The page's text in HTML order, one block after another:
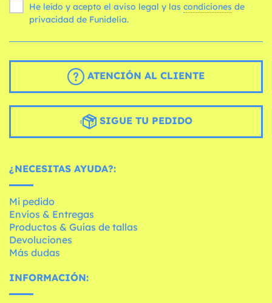
He leído y acepto el aviso legal y las condiciones
privacidad de Funidelia.
ATENCIÓN AL CLIENTE
SIGUE TU PEDIDO
¿NECESITAS AYUDA?:
Mi pedido
Envíos & Entregas
Productos & Guías de tallas
Devoluciones
Más dudas
INFORMACIÓN: